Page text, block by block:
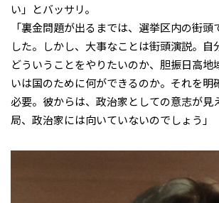
い」とバッサリ。
「裏金問題が出るまでは、選挙区内の街頭
した。しかし、大事なことは街頭演説。自
どういうことをやりたいのか、胆振日高地
いは国のために何ができるのか。それを明
必要。彼からは、政治家としての意志が見
局、政治家には向いていないのでしょう」